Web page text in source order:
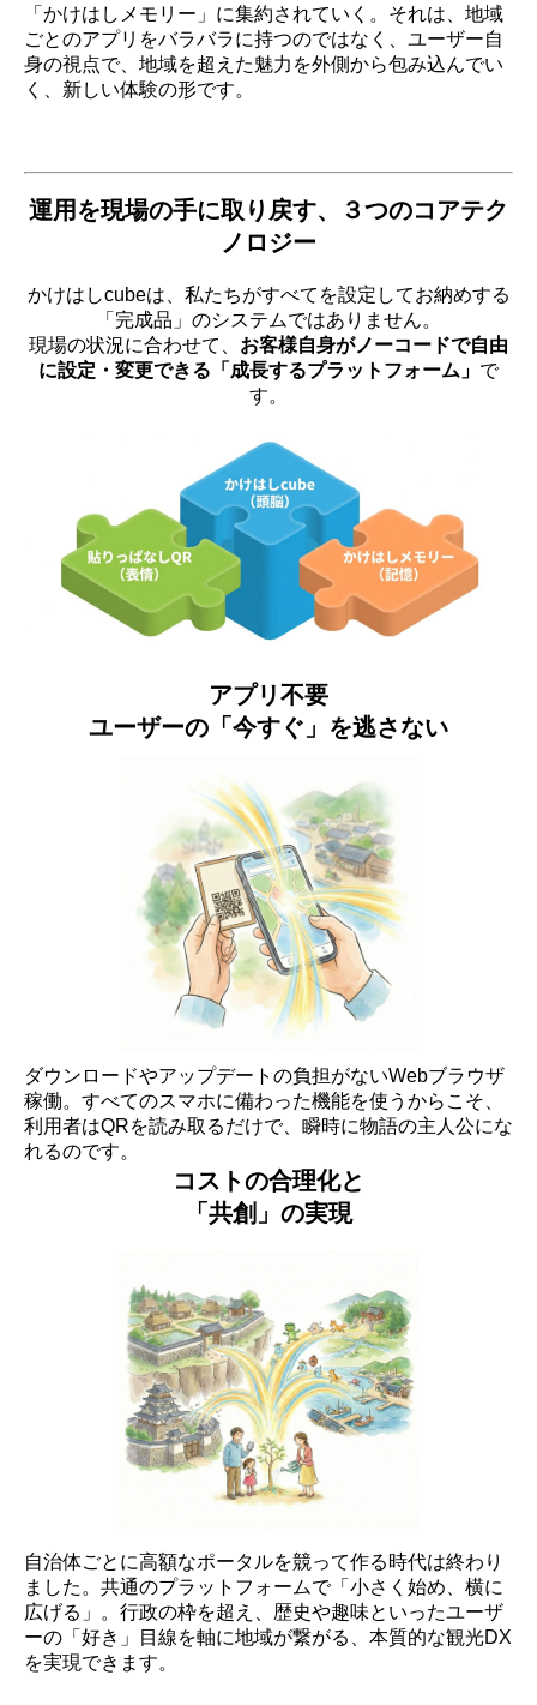
「かけはしメモリー」に集約されていく。それは、地域
ごとのアプリをバラバラに持つのではなく、ユーザー自
身の視点で、地域を超えた魅力を外側から包み込んでい
く、新しい体験の形です。
運用を現場の手に取り戻す、３つのコアテク
ノロジー
かけはしcubeは、私たちがすべてを設定してお納めする
「完成品」のシステムではありません。
現場の状況に合わせて、 お客様自身がノーコードで自由
に設定・変更できる「成長するプラットフォーム」 で
す。
アプリ不要
ユーザーの「今すぐ」を逃さない
ダウンロードやアップデートの負担がないWebブラウザ
稼働。すべてのスマホに備わった機能を使うからこそ、
利用者はQRを読み取るだけで、瞬時に物語の主人公にな
れるのです。
コストの合理化と
「共創」の実現
自治体ごとに高額なポータルを競って作る時代は終わり
ました。共通のプラットフォームで「小さく始め、横に
広げる」。行政の枠を超え、歴史や趣味といったユーザ
ーの「好き」目線を軸に地域が繋がる、本質的な観光DX
を実現できます。